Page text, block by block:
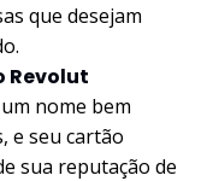
que desejam
Revolut
nome bem
e seu cartão
sua reputação de